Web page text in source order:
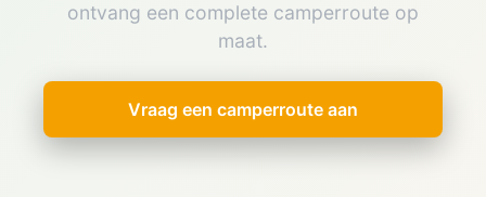
ontvang een complete camperroute op
maat.
Vraag een camperroute aan